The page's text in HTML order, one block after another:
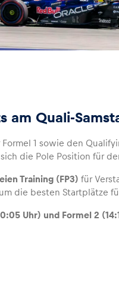
am Quali-
1 sowie den
die Pole Position für
Training (FP3) für
um die besten Startplätze
Uhr) und Formel 2